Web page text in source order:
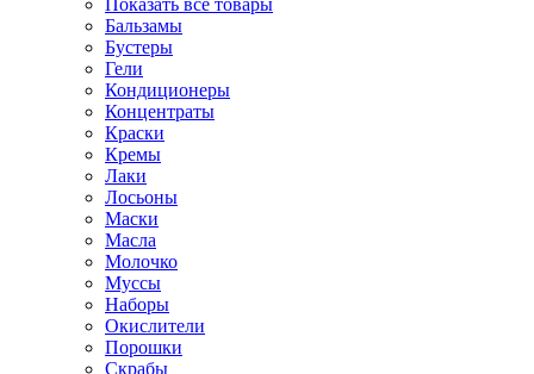
Показать все товары
Бальзамы
Бустеры
Гели
Кондиционеры
Концентраты
Краски
Кремы
Лаки
Лосьоны
Маски
Масла
Молочко
Муссы
Наборы
Окислители
Порошки
Скрабы